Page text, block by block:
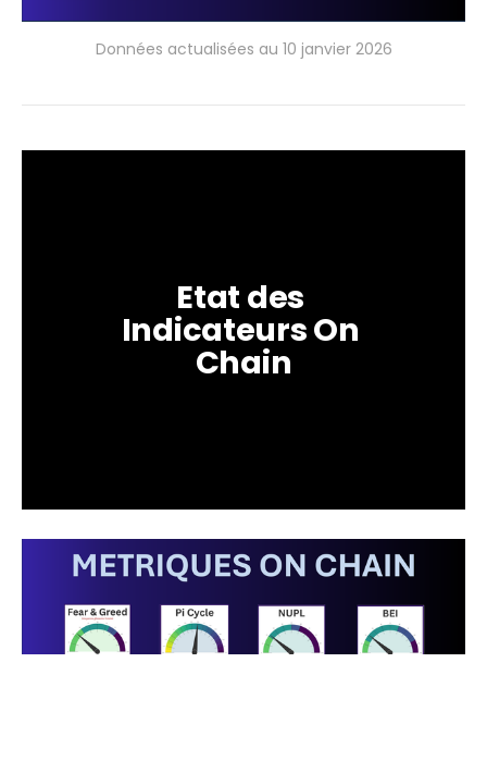
Données actualisées au 10 janvier 2026
Etat des
Indicateurs On
Chain